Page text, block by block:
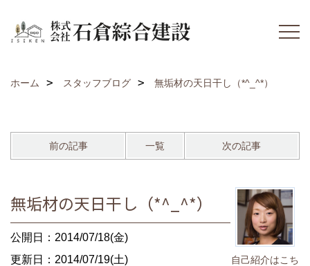
ホーム スタッフブログ 無垢材の天日干し（*^_^*）
前の記事 一覧 次の記事
自己紹介はこち
無垢材の天日干し（*^_^*）
公開日：2014/07/18(金)
更新日：2014/07/19(土)